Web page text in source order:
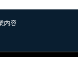
内容